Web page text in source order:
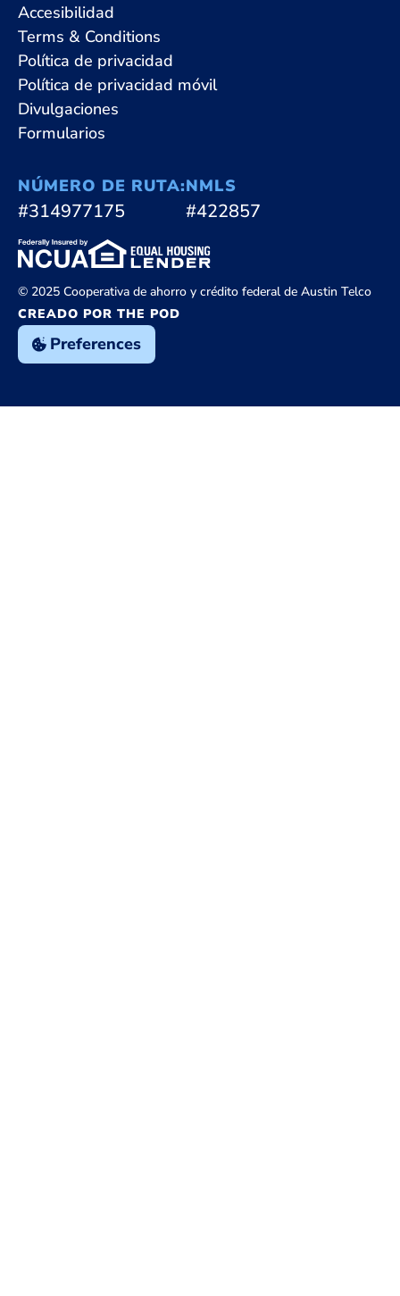
Accesibilidad
Terms & Conditions
Política de privacidad
Política de privacidad móvil
Divulgaciones
Formularios
NÚMERO DE RUTA:
#314977175
NMLS
#422857
© 2025 Cooperativa de ahorro y crédito federal de Austin Telco
CREADO POR THE POD
Preferences